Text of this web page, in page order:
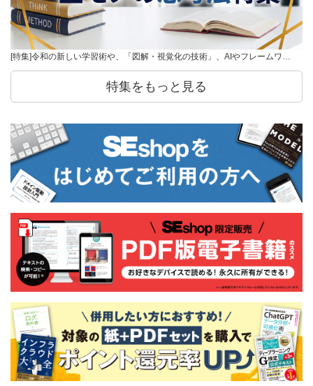
[特集]令和の新しい学習術や、「図解・視覚化の技術」、AIやフレームワ…
特集をもっと見る